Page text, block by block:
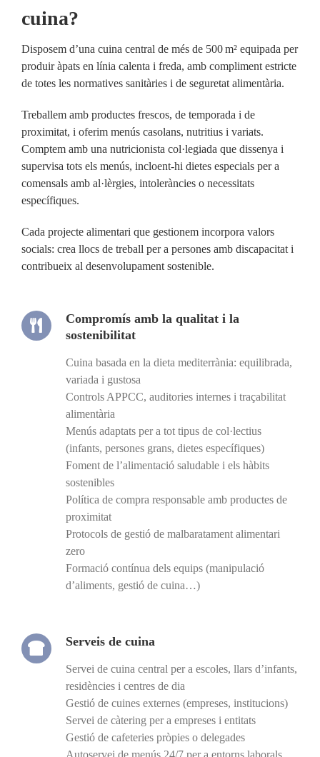
cuina?
Disposem d’una cuina central de més de 500 m² equipada per
produir àpats en línia calenta i freda, amb compliment estricte
de totes les normatives sanitàries i de seguretat alimentària.
Treballem amb productes frescos, de temporada i de
proximitat, i oferim menús casolans, nutritius i variats.
Comptem amb una nutricionista col·legiada que dissenya i
supervisa tots els menús, incloent-hi dietes especials per a
comensals amb al·lèrgies, intoleràncies o necessitats
específiques.
Cada projecte alimentari que gestionem incorpora valors
socials: crea llocs de treball per a persones amb discapacitat i
contribueix al desenvolupament sostenible.
Compromís amb la qualitat i la
sostenibilitat
Cuina basada en la dieta mediterrània: equilibrada,
variada i gustosa
Controls APPCC, auditories internes i traçabilitat
alimentària
Menús adaptats per a tot tipus de col·lectius
(infants, persones grans, dietes específiques)
Foment de l’alimentació saludable i els hàbits
sostenibles
Política de compra responsable amb productes de
proximitat
Protocols de gestió de malbaratament alimentari
zero
Formació contínua dels equips (manipulació
d’aliments, gestió de cuina…)
Serveis de cuina
Servei de cuina central per a escoles, llars d’infants,
residències i centres de dia
Gestió de cuines externes (empreses, institucions)
Servei de càtering per a empreses i entitats
Gestió de cafeteries pròpies o delegades
Autoservei de menús 24/7 per a entorns laborals